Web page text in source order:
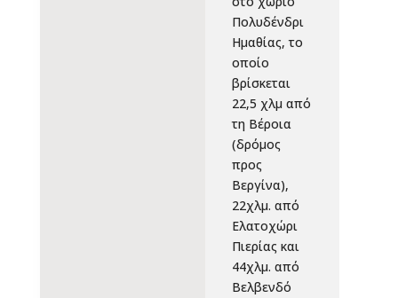
Πολυδένδρι
Ημαθίας, το
οποίο
βρίσκεται
22,5 χλμ από
τη Βέροια
(δρόμος
προς
Βεργίνα),
22χλμ. από
Ελατοχώρι
Πιερίας και
44χλμ. από
Βελβενδό